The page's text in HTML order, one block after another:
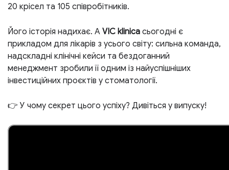
20 крісел та 105 співробітників.
Його історія надихає. А VIC klinica сьогодні є
прикладом для лікарів з усього світу: сильна команда,
надскладні клінічні кейси та бездоганний
менеджмент зробили її одним із найуспішніших
інвестиційних проєктів у стоматології.
👉 У чому секрет цього успіху? Дивіться у випуску!